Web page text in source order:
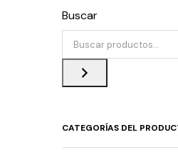
Buscar
CATEGORÍAS DEL